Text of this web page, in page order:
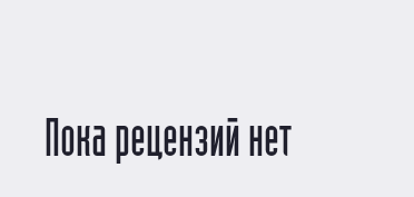
Пока рецензий нет